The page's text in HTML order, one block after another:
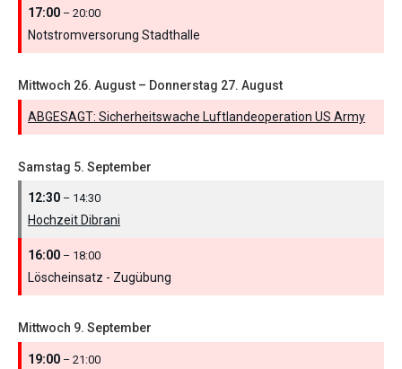
17:00 – 20:00
Notstromversorung Stadthalle
Mittwoch 26. August – Donnerstag 27. August
ABGESAGT: Sicherheitswache Luftlandeoperation US Army
Samstag 5. September
12:30 – 14:30
Hochzeit Dibrani
16:00 – 18:00
Löscheinsatz - Zugübung
Mittwoch 9. September
19:00 – 21:00